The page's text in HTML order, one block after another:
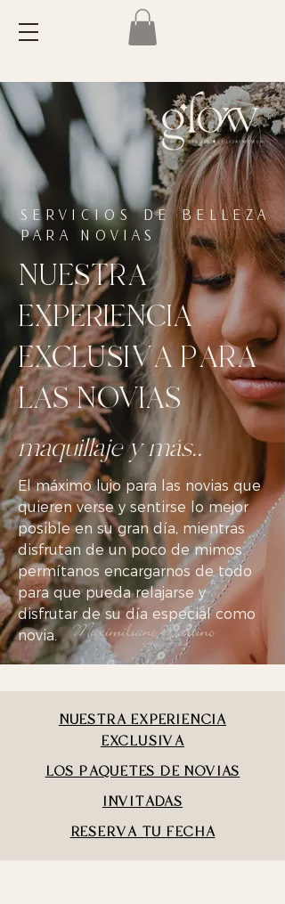
SERVICIOS DE BELLEZA
PARA NOVIAS
NUESTRA
EXPERIENCIA
EXCLUSIVA PARA
LAS NOVIAS
maquillaje y más..
El máximo lujo para las novias que
quieren verse y sentirse lo mejor
posible en su gran día, mientras
disfrutan de un poco de mimos.
permítanos encargarnos de todo
para que pueda relajarse y
disfrutar de su día especial como
novia.
NUESTRA EXPERIENCIA
EXCLUSIVA
LOS PAQUETES DE NOVIAS
INVITADAS
RESERVA TU FECHA